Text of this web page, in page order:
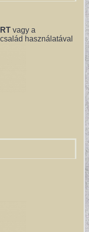
vagy a
használatával